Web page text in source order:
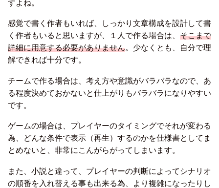
すよね。
感覚で書く作者もいれば、しっかり文章構成を設計して書
く作者もいると思いますが、１人で作る場合は、 そこまで
詳細に用意する必要がありません。少なくとも、自分で理
解できれば十分です。
チームで作る場合は、考え方や意識がバラバラなので、あ
る程度決めておかないと仕上がりもバラバラになりやすい
です。
ゲームの場合は、プレイヤーのタイミングでそれが変わる
為、どんな条件で表示（再生）するのかを仕様書としてま
とめないと、非常にこんがらがってしまいます。
また、小説と違って、プレイヤーの判断によってシナリオ
の順番を入れ替える事も出来る為、より複雑になったりし